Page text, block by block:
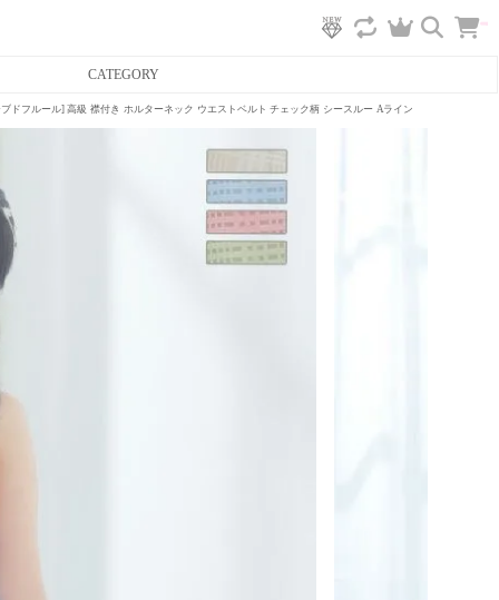
CATEGORY
ドフルール] 高級 襟付き ホルターネック ウエストベルト チェック柄 シースルー Aラインロングドレス